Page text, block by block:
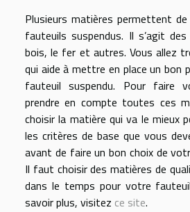
Plusieurs matières permettent
fauteuils suspendus. Il s’agit
bois, le fer et autres. Vous allez
qui aide à mettre en place un bon
fauteuil suspendu. Pour faire
prendre en compte toutes ces
choisir la matière qui va le mieux
les critères de base que vous
avant de faire un bon choix de
Il faut choisir des matières de
dans le temps pour votre
savoir plus, visitez ce site.